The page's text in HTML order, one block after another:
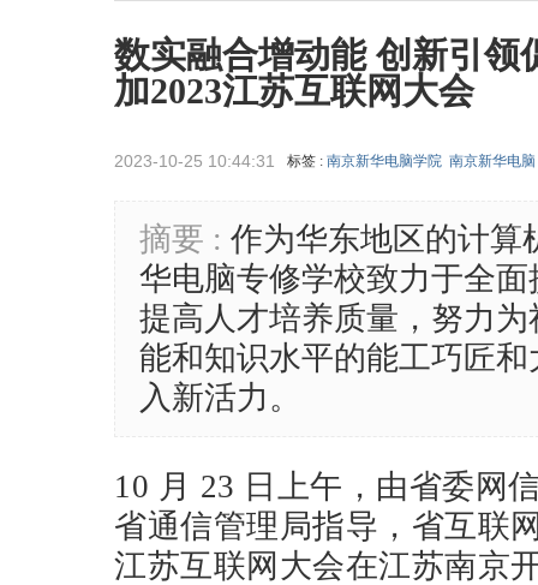
数实融合增动能 创新引领
加2023江苏互联网大会
2023-10-25 10:44:31 标签 : 南京新华电脑学院 南京新华电脑
摘要 : 作为华东地区的计算
华电脑专修学校致力于全
提高人才培养质量，努力
能和知识水平的能工巧匠
入新活力。
10 月 23 日上午，由省委网
省通信管理局指导，省互联
江苏互联网大会在江苏南京